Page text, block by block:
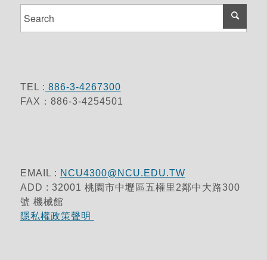
TEL : 886-3-4267300
FAX：886-3-4254501
EMAIL : NCU4300@NCU.EDU.TW
ADD : 32001 桃園市中壢區五權里2鄰中大路300
號 機械館
隱私權政策聲明